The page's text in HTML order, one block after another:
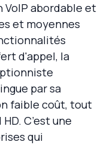
abordable et
et moyennes
d'appel, la
par sa
faible coût, tout
C’est une
qui